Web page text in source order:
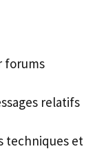
forums
relatifs
techniques et